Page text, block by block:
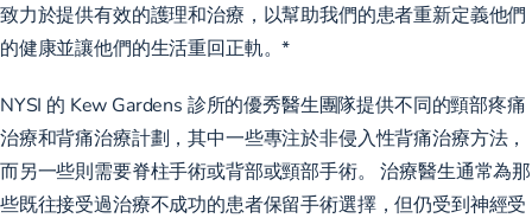
致力於提供有效的護理和治療，以幫助我們的患者重新定義他們
的健康並讓他們的生活重回正軌。*
NYSI 的 Kew Gardens 診所的優秀醫生團隊提供不同的頸部疼痛
治療和背痛治療計劃，其中一些專注於非侵入性背痛治療方法，
而另一些則需要脊柱手術或背部或頸部手術。 治療醫生通常為那
些既往接受過治療不成功的患者保留手術選擇，但仍受到神經受